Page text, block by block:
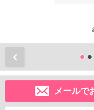
メールで